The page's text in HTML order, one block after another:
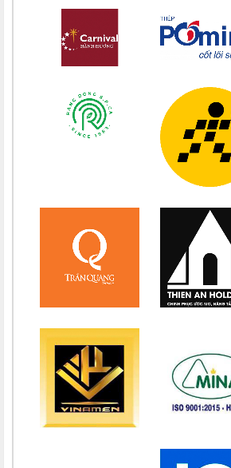
Chúc mừng bổn mạng Maria Đỗ Vy Hạ 15/08
Chúc mừng bổn mạng Maria Nguyễn Thị
Chúc mừng bổn mạng Maria Nguyễn Ngọc
Chúc mừng bổn mạng Chị Maria Nguyễn
Chúc mừng bổn mạng Chị Maria Nguyễn
Chúc mừng bổn mạng Chị Maria Đặng Thị
Chúc mừng bổn mạng Chị Maria Nguyễn
Chúc mừng bổn mạng Chị Maria Nguyễn
Chúc mừng bổn mạng Chị Maria Vũ Thị Hà
Chúc mừng bổn mạng Chị Maria Nguyễn
Chúc mừng bổn mạng Chị Maria Lai Thị